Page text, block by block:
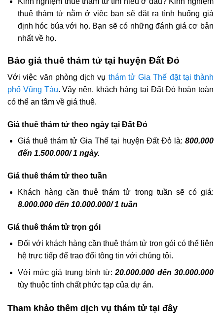
thuê thám tử nằm ở việc bạn sẽ đặt ra tình huống giả
định hóc búa với họ. Bạn sẽ có những đánh giá cơ bản
nhất về họ.
Báo giá thuê thám tử tại huyện Đất Đỏ
Với việc văn phòng dịch vụ thám tử Gia Thế đặt tại thành
phố Vũng Tàu. Vậy nên, khách hàng tại Đất Đỏ hoàn toàn
có thể an tâm về giá thuê.
Giá thuê thám tử theo ngày tại Đất Đỏ
Giá thuê thám tử Gia Thế tại huyện Đất Đỏ là: 800.000
đến 1.500.000/ 1 ngày.
Giá thuê thám tử theo tuần
Khách hàng cần thuê thám tử trong tuần sẽ có giá:
8.000.000 đến 10.000.000/ 1 tuần
Giá thuê thám tử trọn gói
Đối với khách hàng cần thuê thám tử trọn gói có thể liên
hệ trực tiếp để trao đổi tông tin với chúng tôi.
Với mức giá trung bình từ: 20.000.000 đến 30.000.000
tùy thuộc tính chất phức tạp của dự án.
Tham khảo thêm dịch vụ thám tử tại đây